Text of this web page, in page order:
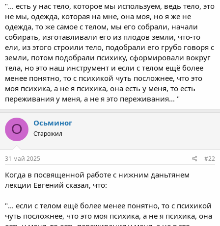
"... есть у нас тело, которое мы используем, ведь тело, это
не мы, одежда, которая на мне, она моя, но я же не
одежда, то же самое с телом, мы его собрали, начали
собирать, изготавливали его из плодов земли, что-то
ели, из этого строили тело, подобрали его грубо говоря с
земли, потом подобрали психику, сформировали вокруг
тела, но это наш инструмент и если с телом ещё более
менее понятно, то с психикой чуть посложнее, что это
моя психика, а не я психика, она есть у меня, то есть
переживания у меня, а не я это переживания... "
О Осьминог
Старожил
31 май 2025 #22
Когда в посвященной работе с нижним даньтянем
лекции Евгений сказал, что:
"... если с телом ещё более менее понятно, то с психикой
чуть посложнее, что это моя психика, а не я психика, она